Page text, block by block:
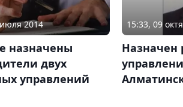
2014
назначены
двух
управлений
15:33, 09
Назначен